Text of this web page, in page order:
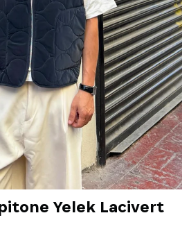
Yelek Lacivert